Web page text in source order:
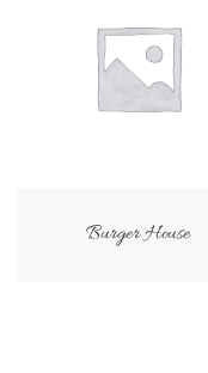
Burger House